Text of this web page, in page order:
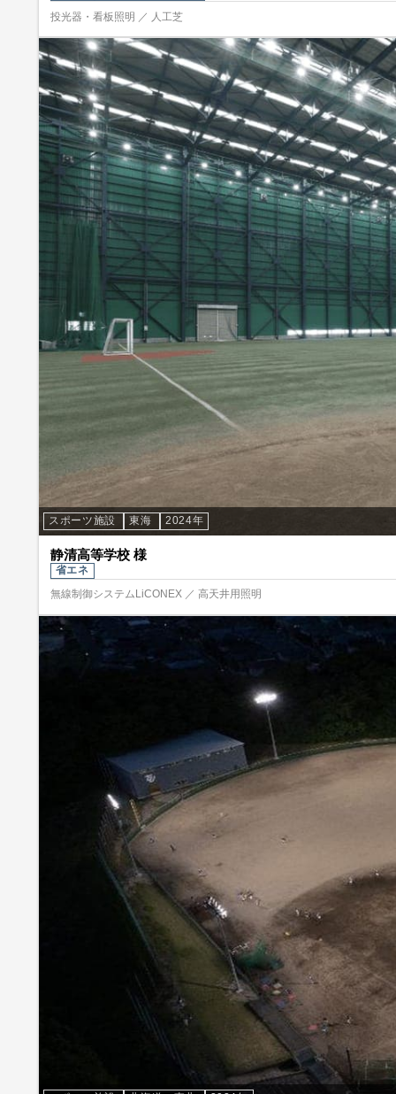
投光器・看板照明 ／ 人工芝
スポーツ施設 東海 2024年
静清高等学校 様
省エネ
無線制御システムLiCONEX ／ 高天井用照明